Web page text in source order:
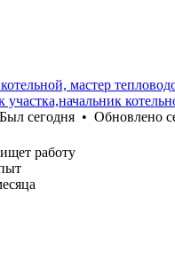
мастер
участка,начальник
Был сегодня • Обновлено
работу